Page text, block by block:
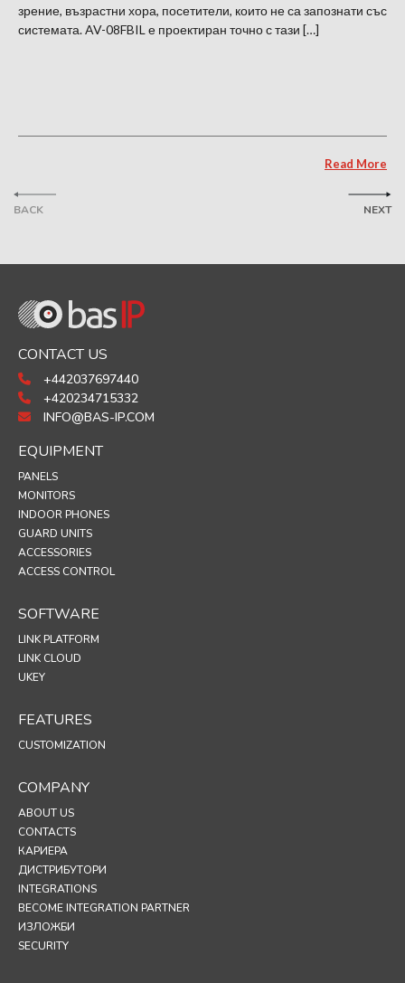
BACK
зрение, възрастни хора, посетители, които не са запознати със
системата. AV-08FBIL е проектиран точно с тази […]
Read More
NEXT
CONTACT US
+442037697440
+420234715332
INFO@BAS-IP.COM
EQUIPMENT
PANELS
MONITORS
INDOOR PHONES
GUARD UNITS
ACCESSORIES
ACCESS CONTROL
SOFTWARE
LINK PLATFORM
LINK CLOUD
UKEY
FEATURES
CUSTOMIZATION
COMPANY
ABOUT US
CONTACTS
КАРИЕРА
ДИСТРИБУТОРИ
INTEGRATIONS
BECOME INTEGRATION PARTNER
ИЗЛОЖБИ
SECURITY